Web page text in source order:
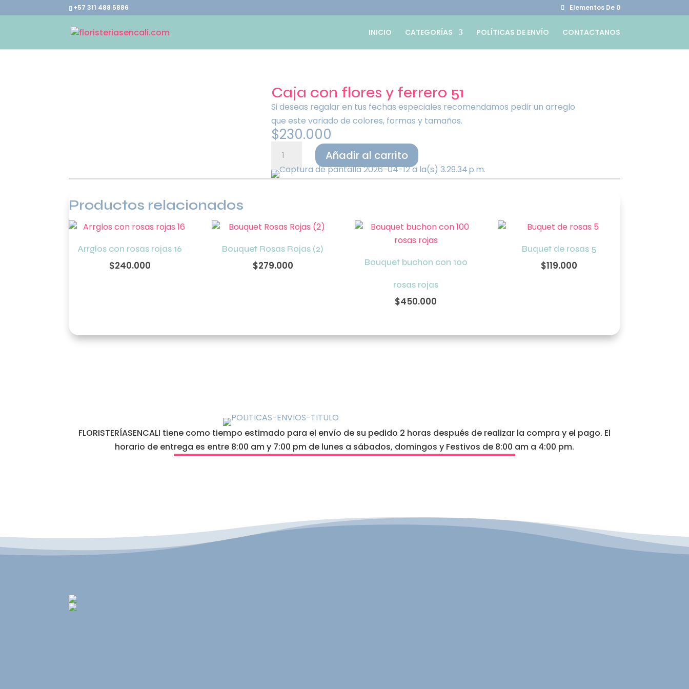
+57 311 488 5886 Elementos De 0
INICIO CATEGORÍAS POLÍTICAS DE ENVÍO CONTACTANOS
Caja con flores y ferrero 51
Si deseas regalar en tus fechas especiales recomendamos pedir un arreglo
que este variado de colores, formas y tamaños.
$230.000
con
flores
cantidad
Añadir al carrito
Productos relacionados
Arrglos con rosas rojas 16
$240.000
Bouquet Rosas Rojas (2)
$279.000 Bouquet buchon con 100
rosas rojas
$450.000
Buquet de rosas 5
$119.000
FLORISTERÍASENCALI tiene como tiempo estimado para el envío de su pedido 2 horas después de realizar la compra y el pago. El
horario de entrega es entre 8:00 am y 7:00 pm de lunes a sábados, domingos y Festivos de 8:00 am a 4:00 pm.